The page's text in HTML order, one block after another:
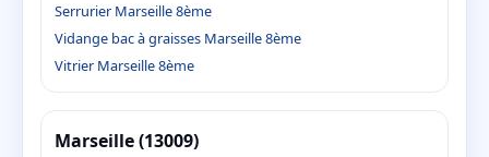
Serrurier Marseille 8ème
Vidange bac à graisses Marseille 8ème
Vitrier Marseille 8ème
Marseille (13009)